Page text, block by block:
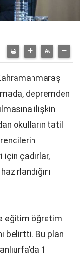
depremden
ilişkin
okulların tatil
çadırlar,
eğitim öğretim
belirtti. Bu plan
1